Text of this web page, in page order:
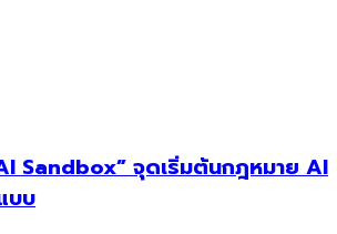
Sandbox” จุดเริ่มต้นกฎหมาย AI
บบ